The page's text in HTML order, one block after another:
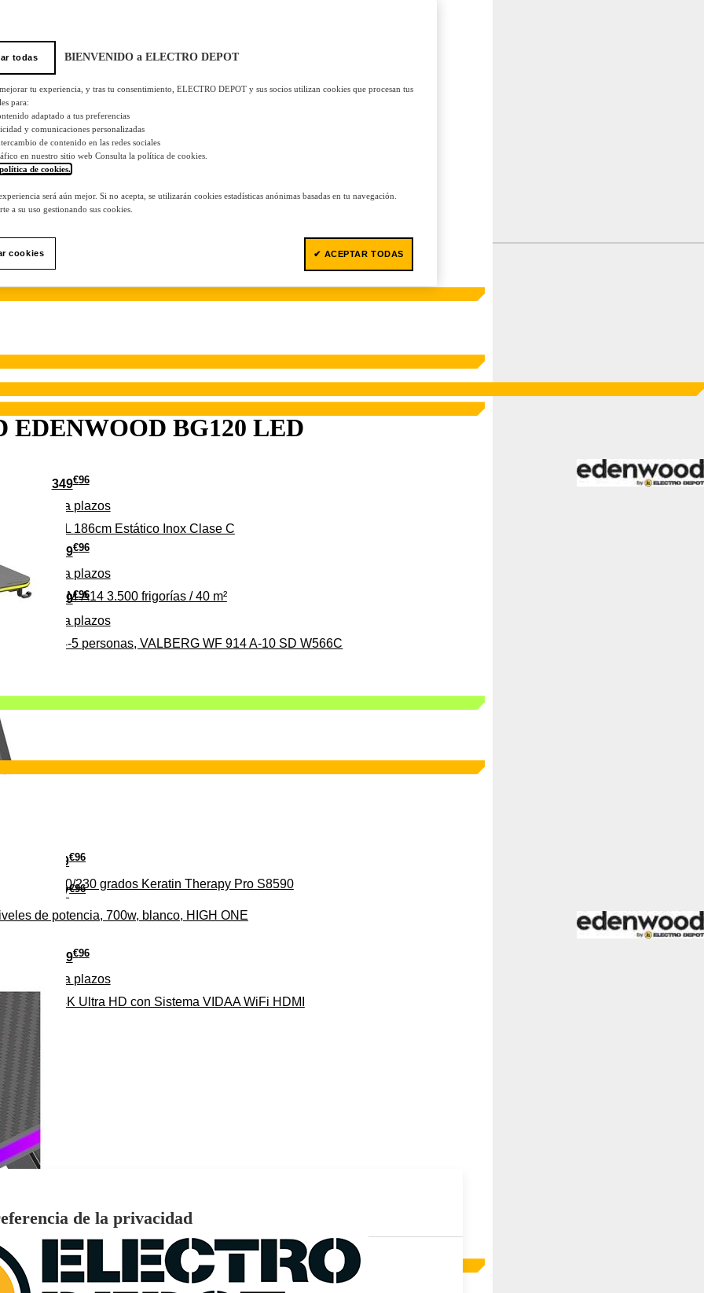
279€96
Pago a plazos
para 4-5 personas, VALBERG WF 914 A-10 SD W566C
349€96
Pago a plazos
315 C 315L 186cm Estático Inox Clase C
37€96
de potencia, 700w, blanco, HIGH ONE
369€96
Pago a plazos
CLIM-A14 3.500 frigorías / 40 m²
29€96
160/230 grados Keratin Therapy Pro S8590
279€96
Pago a plazos
EL 4K Ultra HD con Sistema VIDAA WiFi HDMI
EDENWOOD BG120 LED
todas BIENVENIDO a ELECTRO DEPOT
tu experiencia, y tras tu consentimiento, ELECTRO DEPOT y sus socios utilizan cookies que procesan tus
para:
adaptado a tus preferencias
y comunicaciones personalizadas
de contenido en las redes sociales
en nuestro sitio web Consulta la política de cookies.
de cookies.
será aún mejor. Si no acepta, se utilizarán cookies estadísticas anónimas basadas en tu navegación.
a su uso gestionando sus cookies.
cookies ✔ ACEPTAR TODAS
de la privacidad